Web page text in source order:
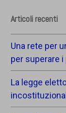
Articoli recenti
Una rete per
per superare
La legge